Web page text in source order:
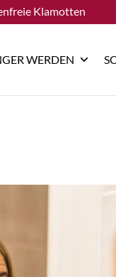
Klamotten
WERDEN